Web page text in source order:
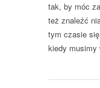
tak, by móc
też znaleźć
tym czasie
kiedy